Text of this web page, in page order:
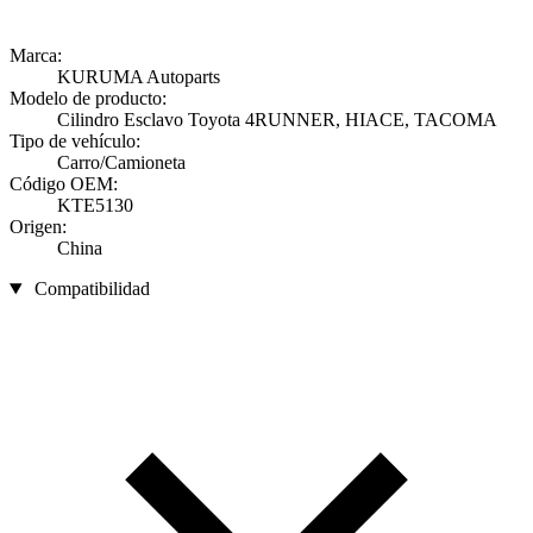
Marca:
KURUMA Autoparts
Modelo de producto:
Cilindro Esclavo Toyota 4RUNNER, HIACE, TACOMA
Tipo de vehículo:
Carro/Camioneta
Código OEM:
KTE5130
Origen:
China
Compatibilidad